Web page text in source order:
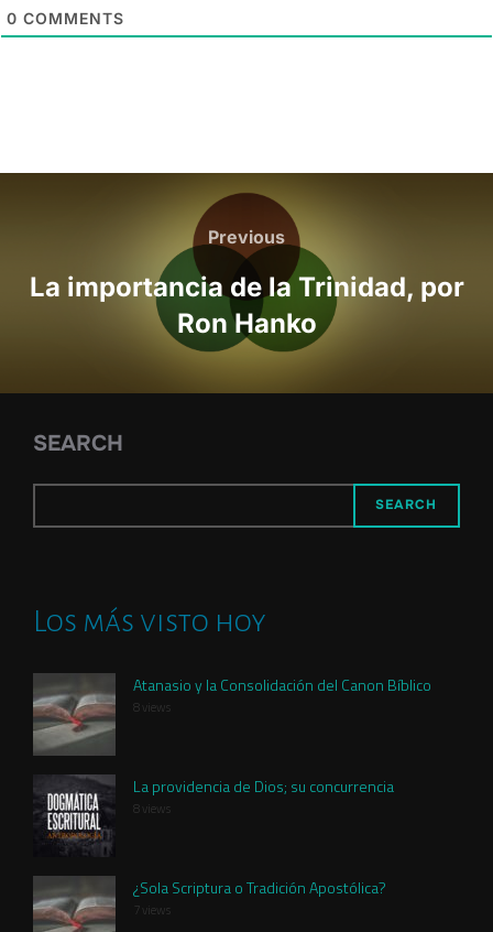
0 COMMENTS
Previous
Previous
La importancia de la Trinidad, por
Ron Hanko
SEARCH
SEARCH
Los más visto hoy
Atanasio y la Consolidación del Canon Bíblico
8 views
La providencia de Dios; su concurrencia
8 views
¿Sola Scriptura o Tradición Apostólica?
7 views